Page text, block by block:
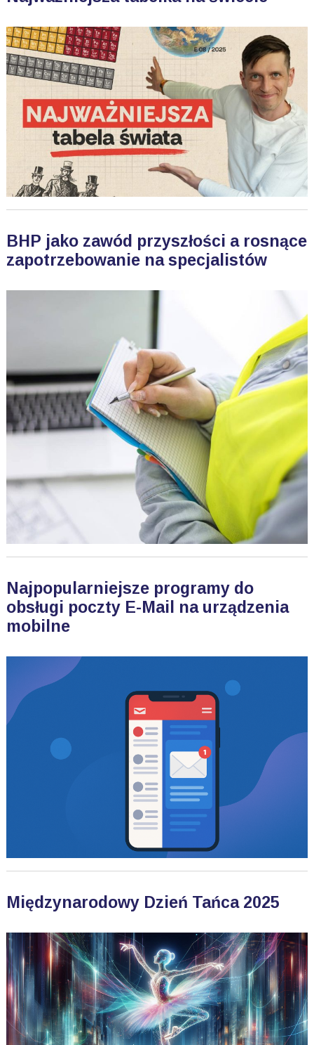
BHP jako zawód przyszłości a rosnące
zapotrzebowanie na specjalistów
Najpopularniejsze programy do
obsługi poczty E-Mail na urządzenia
mobilne
Międzynarodowy Dzień Tańca 2025